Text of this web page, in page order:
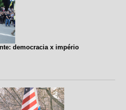
democracia x império